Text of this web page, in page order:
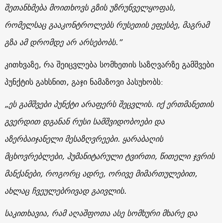
შეთანხმება მოითხოვს გზის უზრუნველყოფას,
რომელსაც გააკონტროლებს რუსეთის ეფესბე, მაგრამ
გზა ამ დრომდე არ არსებობს.”
კითხვაზე, რა შეიცვლება სომხეთის საზღვარზე გამშვები
პუნქტის გახსნით, გაჯი ნამაზოვი პასუხობს:
„ეს გამშვები პუნქტი არაფერს შეცვლის. იქ ერთმანეთის
გვერდით დგანან რუსი სამშვიდობოები და
აზერბაიჯანელი მესაზღვრეები. ყარაბაღის
მცხოვრებლები, ჰუმანიტარული ტვირთი, წითელი ჯვრის
მანქანები, როგორც ადრე, ორივე მიმართულებით,
ახლაც ჩვეულებრივად გაივლის.
საკითხავია, რამ აღაშფოთა ასე სომხური მხარე და